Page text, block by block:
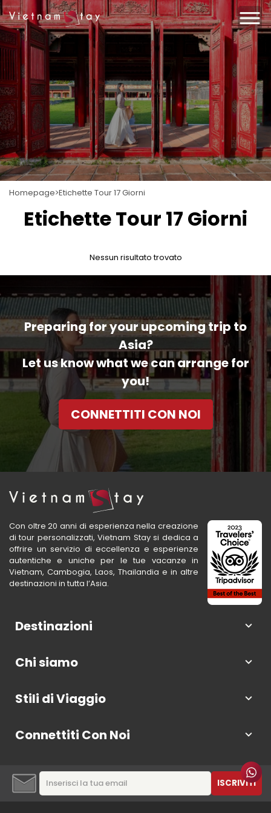
Homepage Etichette Tour 17 Giorni
Etichette Tour 17 Giorni
Nessun risultato trovato
Preparing for your upcoming trip to
Asia?
Let us know what we can arrange for
you!
CONNETTITI CON NOI
Con oltre 20 anni di esperienza nella creazione
di tour personalizzati, Vietnam Stay si dedica a
offrire un servizio di eccellenza e esperienze
autentiche e uniche per le tue vacanze in
Vietnam, Cambogia, Laos, Thailandia e in altre
destinazioni in tutta l’Asia.
Destinazioni
Chi siamo
Stili di Viaggio
Connettiti Con Noi
ISCRIVITI